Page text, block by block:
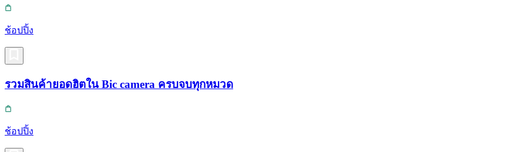
ช้อปปิ้ง
รวมสินค้ายอดฮิตใน Bic camera ครบจบทุกหมวด
ช้อปปิ้ง